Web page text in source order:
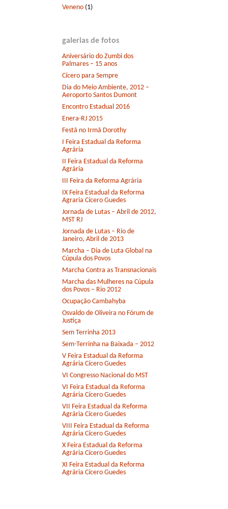
Veneno (1)
galerias de fotos
Aniversário do Zumbi dos
Palmares – 15 anos
Cícero para Sempre
Dia do Meio Ambiente, 2012 –
Aeroporto Santos Dumont
Encontro Estadual 2016
Enera-RJ 2015
Festã no Irmã Dorothy
I Feira Estadual da Reforma
Agrária
II Feira Estadual da Reforma
Agrária
III Feira da Reforma Agrária
IX Feira Estadual da Reforma
Agraria Cícero Guedes
Jornada de Lutas – Abril de 2012,
MST RJ
Jornada de Lutas – Rio de
Janeiro, Abril de 2013
Marcha – Dia de Luta Global na
Cúpula dos Povos
Marcha Contra as Transnacionais
Marcha das Mulheres na Cúpula
dos Povos – Rio 2012
Ocupação Cambahyba
Osvaldo de Oliveira no Fórum de
Justiça
Sem Terrinha 2013
Sem-Terrinha na Baixada – 2012
V Feira Estadual da Reforma
Agrária Cícero Guedes
VI Congresso Nacional do MST
VI Feira Estadual da Reforma
Agrária Cícero Guedes
VII Feira Estadual da Reforma
Agrária Cícero Guedes
VIII Feira Estadual da Reforma
Agrária Cícero Guedes
X Feira Estadual da Reforma
Agrária Cícero Guedes
XI Feira Estadual da Reforma
Agrária Cícero Guedes